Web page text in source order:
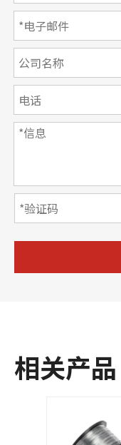
相关产品